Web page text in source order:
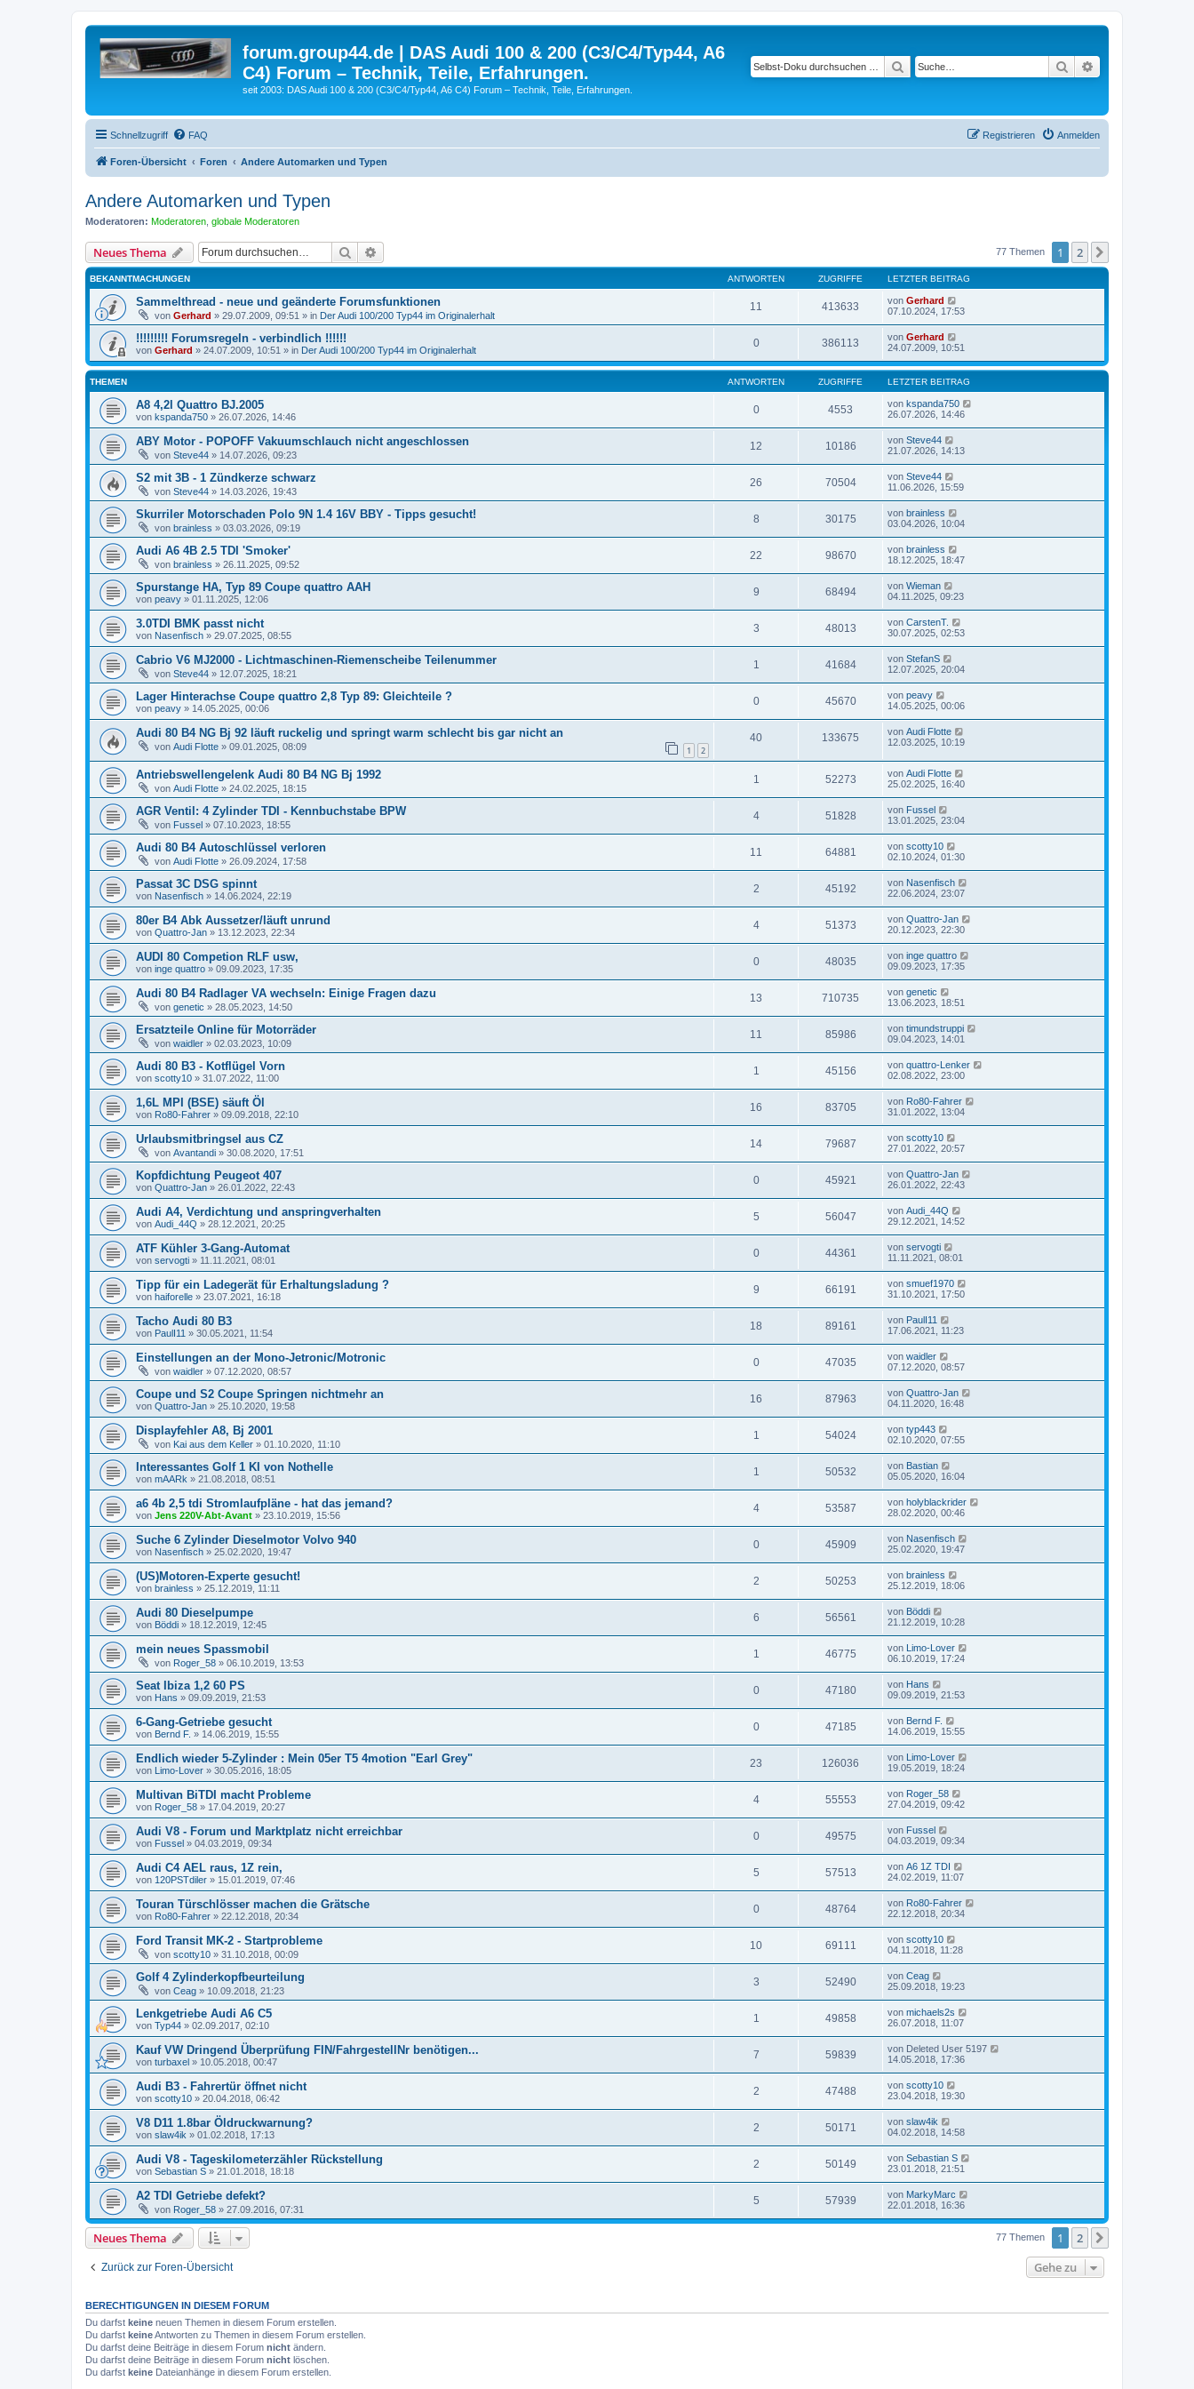
forum.group44.de | DAS Audi 100 & 200 (C3/C4/Typ44, A6
C4) Forum – Technik, Teile, Erfahrungen.
seit 2003: DAS Audi 100 & 200 (C3/C4/Typ44, A6 C4) Forum – Technik, Teile, Erfahrungen.
Suche
Suchen
Schnellzugriff FAQ Anmelden
Registrieren
Foren-Übersicht Foren Andere Automarken und Typen
Andere Automarken und Typen
Moderatoren: Moderatoren globale Moderatoren
Neues Thema Suche 77 Themen 1 2
BEKANNTMACHUNGEN ANTWORTEN ZUGRIFFE LETZTER BEITRAG
Sammelthread - neue und geänderte Forumsfunktionen
von Gerhard » 29.07.2009, 09:51 » in Der Audi 100/200 Typ44 im Originalerhalt
11 413633 von Gerhard
07.10.2024, 17:53
!!!!!!!!! Forumsregeln - verbindlich !!!!!!
von Gerhard » 24.07.2009, 10:51 » in Der Audi 100/200 Typ44 im Originalerhalt
0 386113 von Gerhard
24.07.2009, 10:51
THEMEN ANTWORTEN ZUGRIFFE LETZTER BEITRAG
A8 4,2l Quattro BJ.2005
von kspanda750 » 26.07.2026, 14:46
0 4553 von kspanda750
26.07.2026, 14:46
ABY Motor - POPOFF Vakuumschlauch nicht angeschlossen
von Steve44 » 14.07.2026, 09:23
12 10186 von Steve44
21.07.2026, 14:13
S2 mit 3B - 1 Zündkerze schwarz
von Steve44 » 14.03.2026, 19:43
26 70504 von Steve44
11.06.2026, 15:59
Skurriler Motorschaden Polo 9N 1.4 16V BBY - Tipps gesucht!
von brainless » 03.03.2026, 09:19
8 30175 von brainless
03.04.2026, 10:04
Audi A6 4B 2.5 TDI 'Smoker'
von brainless » 26.11.2025, 09:52
22 98670 von brainless
18.12.2025, 18:47
Spurstange HA, Typ 89 Coupe quattro AAH
von peavy » 01.11.2025, 12:06
9 68494 von Wieman
04.11.2025, 09:23
3.0TDI BMK passt nicht
von Nasenfisch » 29.07.2025, 08:55
3 48013 von CarstenT.
30.07.2025, 02:53
Cabrio V6 MJ2000 - Lichtmaschinen-Riemenscheibe Teilenummer
von Steve44 » 12.07.2025, 18:21
1 41684 von StefanS
12.07.2025, 20:04
Lager Hinterachse Coupe quattro 2,8 Typ 89: Gleichteile ?
von peavy » 14.05.2025, 00:06
0 45670 von peavy
14.05.2025, 00:06
Audi 80 B4 NG Bj 92 läuft ruckelig und springt warm schlecht bis gar nicht an
von Audi Flotte » 09.01.2025, 08:09 1 2
40 133675 von Audi Flotte
12.03.2025, 10:19
Antriebswellengelenk Audi 80 B4 NG Bj 1992
von Audi Flotte » 24.02.2025, 18:15
1 52273 von Audi Flotte
25.02.2025, 16:40
AGR Ventil: 4 Zylinder TDI - Kennbuchstabe BPW
von Fussel » 07.10.2023, 18:55
4 51828 von Fussel
13.01.2025, 23:04
Audi 80 B4 Autoschlüssel verloren
von Audi Flotte » 26.09.2024, 17:58
11 64881 von scotty10
02.10.2024, 01:30
Passat 3C DSG spinnt
von Nasenfisch » 14.06.2024, 22:19
2 45192 von Nasenfisch
22.06.2024, 23:07
80er B4 Abk Aussetzer/läuft unrund
von Quattro-Jan » 13.12.2023, 22:34
4 51373 von Quattro-Jan
20.12.2023, 22:30
AUDI 80 Competion RLF usw,
von inge quattro » 09.09.2023, 17:35
0 48035 von inge quattro
09.09.2023, 17:35
Audi 80 B4 Radlager VA wechseln: Einige Fragen dazu
von genetic » 28.05.2023, 14:50
13 710735 von genetic
13.06.2023, 18:51
Ersatzteile Online für Motorräder
von waidler » 02.03.2023, 10:09
11 85986 von timundstruppi
09.04.2023, 14:01
Audi 80 B3 - Kotflügel Vorn
von scotty10 » 31.07.2022, 11:00
1 45156 von quattro-Lenker
02.08.2022, 23:00
1,6L MPI (BSE) säuft Öl
von Ro80-Fahrer » 09.09.2018, 22:10
16 83705 von Ro80-Fahrer
31.01.2022, 13:04
Urlaubsmitbringsel aus CZ
von Avantandi » 30.08.2020, 17:51
14 79687 von scotty10
27.01.2022, 20:57
Kopfdichtung Peugeot 407
von Quattro-Jan » 26.01.2022, 22:43
0 45921 von Quattro-Jan
26.01.2022, 22:43
Audi A4, Verdichtung und anspringverhalten
von Audi_44Q » 28.12.2021, 20:25
5 56047 von Audi_44Q
29.12.2021, 14:52
ATF Kühler 3-Gang-Automat
von servogti » 11.11.2021, 08:01
0 44361 von servogti
11.11.2021, 08:01
Tipp für ein Ladegerät für Erhaltungsladung ?
von haiforelle » 23.07.2021, 16:18
9 66191 von smuef1970
31.10.2021, 17:50
Tacho Audi 80 B3
von PaulI11 » 30.05.2021, 11:54
18 89161 von PaulI11
17.06.2021, 11:23
Einstellungen an der Mono-Jetronic/Motronic
von waidler » 07.12.2020, 08:57
0 47035 von waidler
07.12.2020, 08:57
Coupe und S2 Coupe Springen nichtmehr an
von Quattro-Jan » 25.10.2020, 19:58
16 87963 von Quattro-Jan
04.11.2020, 16:48
Displayfehler A8, Bj 2001
von Kai aus dem Keller » 01.10.2020, 11:10
1 54024 von typ443
02.10.2020, 07:55
Interessantes Golf 1 KI von Nothelle
von mAARk » 21.08.2018, 08:51
1 50532 von Bastian
05.05.2020, 16:04
a6 4b 2,5 tdi Stromlaufpläne - hat das jemand?
von Jens 220V-Abt-Avant » 23.10.2019, 15:56
4 53587 von holyblackrider
28.02.2020, 00:46
Suche 6 Zylinder Dieselmotor Volvo 940
von Nasenfisch » 25.02.2020, 19:47
0 45909 von Nasenfisch
25.02.2020, 19:47
(US)Motoren-Experte gesucht!
von brainless » 25.12.2019, 11:11
2 50253 von brainless
25.12.2019, 18:06
Audi 80 Dieselpumpe
von Böddi » 18.12.2019, 12:45
6 56561 von Böddi
21.12.2019, 10:28
mein neues Spassmobil
von Roger_58 » 06.10.2019, 13:53
1 46775 von Limo-Lover
06.10.2019, 17:24
Seat Ibiza 1,2 60 PS
von Hans » 09.09.2019, 21:53
0 47180 von Hans
09.09.2019, 21:53
6-Gang-Getriebe gesucht
von Bernd F. » 14.06.2019, 15:55
0 47185 von Bernd F.
14.06.2019, 15:55
Endlich wieder 5-Zylinder : Mein 05er T5 4motion "Earl Grey"
von Limo-Lover » 30.05.2016, 18:05
23 126036 von Limo-Lover
19.05.2019, 18:24
Multivan BiTDI macht Probleme
von Roger_58 » 17.04.2019, 20:27
4 55553 von Roger_58
27.04.2019, 09:42
Audi V8 - Forum und Marktplatz nicht erreichbar
von Fussel » 04.03.2019, 09:34
0 49575 von Fussel
04.03.2019, 09:34
Audi C4 AEL raus, 1Z rein,
von 120PSTdiler » 15.01.2019, 07:46
5 57513 von A6 1Z TDI
24.02.2019, 11:07
Touran Türschlösser machen die Grätsche
von Ro80-Fahrer » 22.12.2018, 20:34
0 48764 von Ro80-Fahrer
22.12.2018, 20:34
Ford Transit MK-2 - Startprobleme
von scotty10 » 31.10.2018, 00:09
10 69111 von scotty10
04.11.2018, 11:28
Golf 4 Zylinderkopfbeurteilung
von Ceag » 10.09.2018, 21:23
3 52490 von Ceag
25.09.2018, 19:23
Lenkgetriebe Audi A6 C5
von Typ44 » 02.09.2017, 02:10
1 49858 von michaels2s
26.07.2018, 11:07
Kauf VW Dringend Überprüfung FIN/FahrgestellNr benötigen...
von turbaxel » 10.05.2018, 00:47
7 59839 von Deleted User 5197
14.05.2018, 17:36
Audi B3 - Fahrertür öffnet nicht
von scotty10 » 20.04.2018, 06:42
2 47488 von scotty10
23.04.2018, 19:30
V8 D11 1.8bar Öldruckwarnung?
von slaw4ik » 01.02.2018, 17:13
2 50171 von slaw4ik
04.02.2018, 14:58
Audi V8 - Tageskilometerzähler Rückstellung
von Sebastian S » 21.01.2018, 18:18
2 50149 von Sebastian S
23.01.2018, 21:51
A2 TDI Getriebe defekt?
von Roger_58 » 27.09.2016, 07:31
5 57939 von MarkyMarc
22.01.2018, 16:36
Neues Thema 77 Themen 1 2
Zurück zur Foren-Übersicht Gehe zu
BERECHTIGUNGEN IN DIESEM FORUM
Du darfst keine neuen Themen in diesem Forum erstellen.
Du darfst keineAntworten zu Themen in diesem Forum erstellen.
Du darfst deine Beiträge in diesem Forum nicht ändern.
Du darfst deine Beiträge in diesem Forum nicht löschen.
Du darfst keine Dateianhänge in diesem Forum erstellen.